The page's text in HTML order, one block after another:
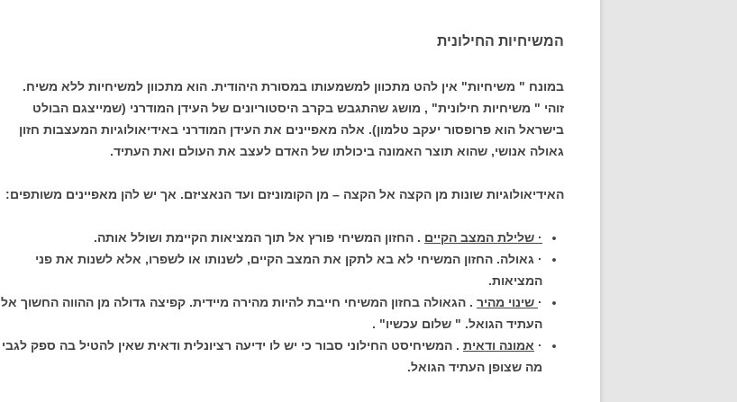
המשיחיות החילונית
במונח " משיחיות" אין להט מתכוון למשמעותו במסורת היהודית. הוא מתכוון למשיחיות ללא משיח.
זוהי " משיחיות חילונית" , מושג שהתגבש בקרב היסטוריונים של העידן המודרני (שמייצגם הבולט
בישראל הוא פרופסור יעקב טלמון). אלה מאפיינים את העידן המודרני באידיאולוגיות המעצבות חזון
גאולה אנושי, שהוא תוצר האמונה ביכולתו של האדם לעצב את העולם ואת העתיד.
האידיאולוגיות שונות מן הקצה אל הקצה – מן הקומוניזם ועד הנאציזם. אך יש להן מאפיינים משותפים:
· שלילת המצב הקיים . החזון המשיחי פורץ אל תוך המציאות הקיימת ושולל אותה.
· גאולה. החזון המשיחי לא בא לתקן את המצב הקיים, לשנותו או לשפרו, אלא לשנות את פני
המציאות.
· שינוי מהיר . הגאולה בחזון המשיחי חייבת להיות מהירה מיידית. קפיצה גדולה מן ההווה החשוך אל
העתיד הגואל. " שלום עכשיו" .
· אמונה ודאית . המשיחיסט החילוני סבור כי יש לו ידיעה רציונלית ודאית שאין להטיל בה ספק לגבי
מה שצופן העתיד הגואל.